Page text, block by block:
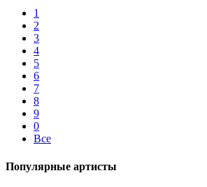
1
2
3
4
5
6
7
8
9
0
Все
Популярные артисты